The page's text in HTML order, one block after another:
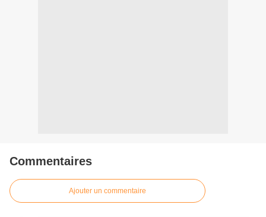
Commentaires
Ajouter un commentaire